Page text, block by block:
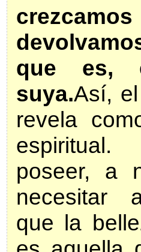
que es,
suya.Así,
revela
poseer, a
necesitar
que la